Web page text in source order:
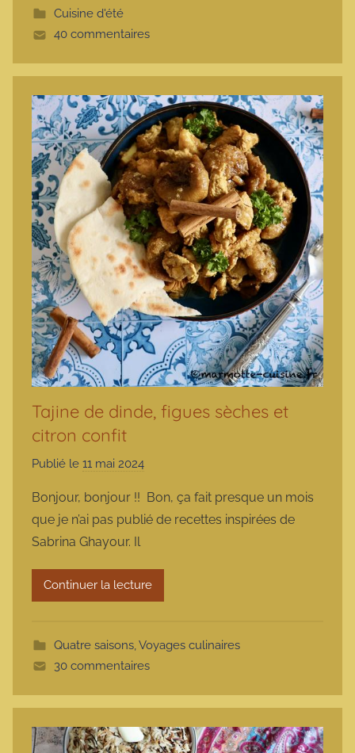
Cuisine d'été
40 commentaires
Tajine de dinde, figues sèches et
citron confit
Publié le 11 mai 2024
r
m
r
m
t
e
Bonjour, bonjour !! Bon, ça fait presque un mois
que je n’ai pas publié de recettes inspirées de
Sabrina Ghayour. Il
Continuer la lecture
Quatre saisons,Voyages culinaires
30 commentaires